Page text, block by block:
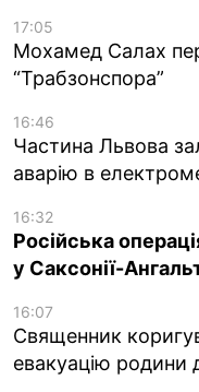
17:05
Мохамед Салах
“Трабзонспора”
16:46
Частина Львова
аварію в
16:32
Російська
у Саксонії-
16:07
Священник
евакуацію